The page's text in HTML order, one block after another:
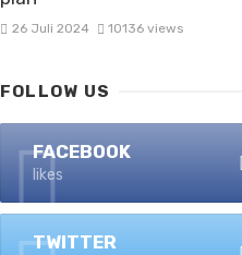
26 Juli 2024 10136 views
FOLLOW US
FACEBOOK
likes
TWITTER